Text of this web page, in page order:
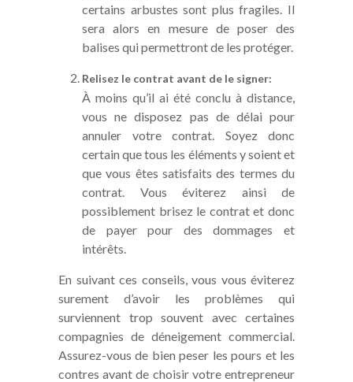
certains arbustes sont plus fragiles. Il
sera alors en mesure de poser des
balises qui permettront de les protéger.
Relisez le contrat avant de le signer:
À moins qu’il ai été conclu à distance,
vous ne disposez pas de délai pour
annuler votre contrat. Soyez donc
certain que tous les éléments y soient et
que vous êtes satisfaits des termes du
contrat. Vous éviterez ainsi de
possiblement brisez le contrat et donc
de payer pour des dommages et
intérêts.
En suivant ces conseils, vous vous éviterez
surement d’avoir les problèmes qui
surviennent trop souvent avec certaines
compagnies de déneigement commercial.
Assurez-vous de bien peser les pours et les
contres avant de choisir votre entrepreneur